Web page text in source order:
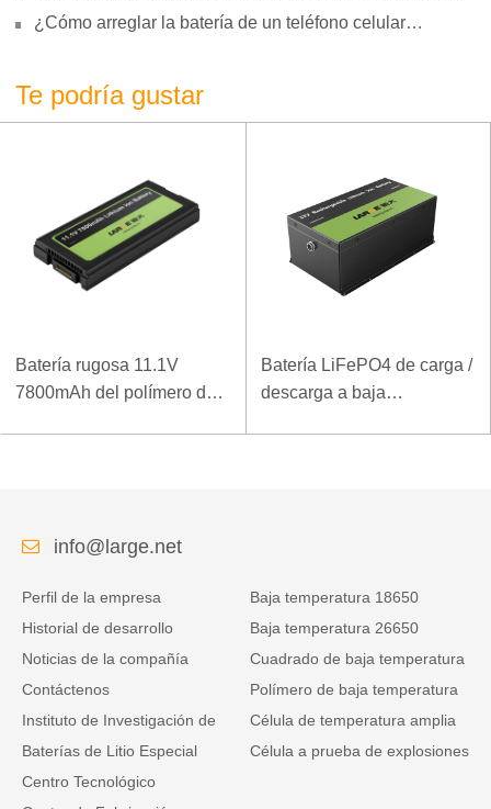
¿Cómo arreglar la batería de un teléfono celular
Te podría gustar
Batería rugosa 11.1V
7800mAh del polímero del
Batería LiFePO4 de carga /
descarga a baja
info@large.net
Perfil de la empresa
Historial de desarrollo
Noticias de la compañía
Contáctenos
Instituto de Investigación de
Baterías de Litio Especial
Centro Tecnológico
Baja temperatura 18650
Baja temperatura 26650
Cuadrado de baja temperatura
Polímero de baja temperatura
Célula de temperatura amplia
Célula a prueba de explosiones